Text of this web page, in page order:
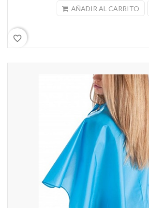
AÑADIR AL CARRITO
favorite_border